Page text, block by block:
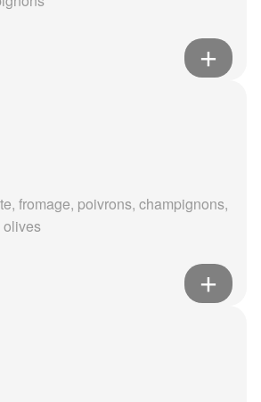
fromage, poivrons, champignons,
olives